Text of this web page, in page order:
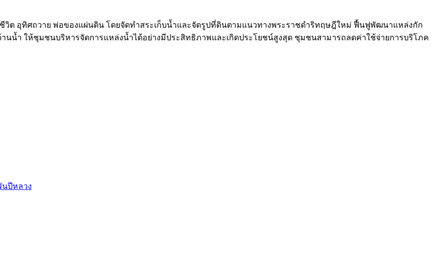
ชีวิต อุทิศถวาย พ่อของแผ่นดิน โดยจัดทำสระเก็บน้ำและจัดรูปที่ดินตามแนวทางพระราชดำริทฤษฎีใหม่ ฟื้นฟูพัฒนาแหล่งกัก
นน้ำ ให้ชุมชนบริหารจัดการแหล่งน้ำได้อย่างมีประสิทธิภาพและเกิดประโยชน์สูงสุด ชุมชนสามารถลดค่าใช้จ่ายการบริโภค
นปีหลวง